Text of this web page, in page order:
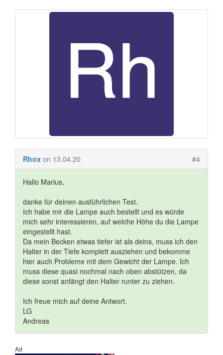
Rhox on 13.04.20 #4
Hallo Marius,
danke für deinen ausführlichen Test.
Ich habe mir die Lampe auch bestellt und es würde
mich sehr interessieren, auf welche Höhe du die Lampe
eingestellt hast.
Da mein Becken etwas tiefer ist als deins, muss ich den
Halter in der Tiefe komplett ausziehen und bekomme
hier auch Probleme mit dem Gewicht der Lampe. Ich
muss diese quasi nochmal nach oben abstützen, da
diese sonst anfängt den Halter runter zu ziehen.
Ich freue mich auf deine Antwort.
LG
Andreas
Ad